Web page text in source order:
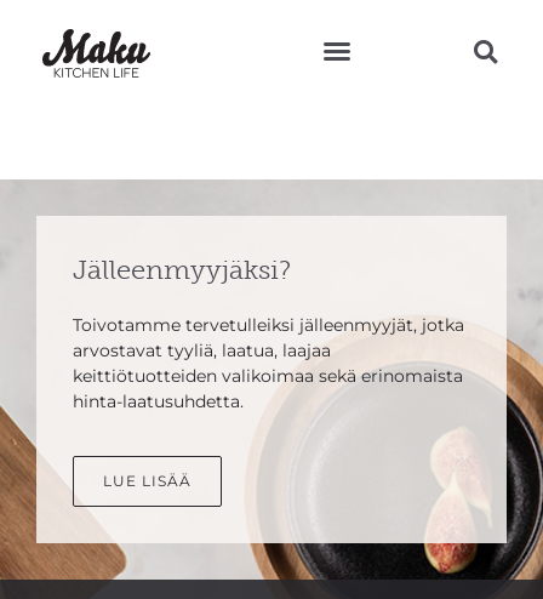
Jälleenmyyjäksi?
Toivotamme tervetulleiksi jälleenmyyjät, jotka
arvostavat tyyliä, laatua, laajaa
keittiötuotteiden valikoimaa sekä erinomaista
hinta-laatusuhdetta.
LUE LISÄÄ